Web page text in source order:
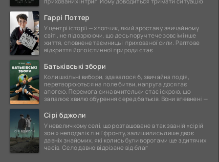
Гаррі Поттер
У центрі історії — хлопчик, який зростав у звичайному
світі, не підозрюючи, що десь поруч тече зовсім інше
життя, сповнене таємниць і прихованої сили. Раптове
відкриття його істинної природи стає
Батьківські збори
Коли шкільні вибори, здавалося б, звичайна подія,
перетворюються на поле битви, напруга досягає
апогею. Перемога сина вчительки стає іскрою, що
запалює хвилю обурення серед батьків. Вони впевнені —
Сірі бджоли
У невеличкому селі, що розташоване в так званій «сірій
зоні» неподалік лінії фронту, залишились лише двоє
давніх знайомих, які колись були ворогами ще з дитячих
часів. Село давно відрізане від благ